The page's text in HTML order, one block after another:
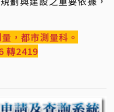
，都市測量科。
轉2419